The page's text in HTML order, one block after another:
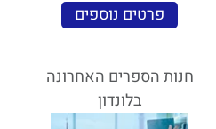
פרטים נוספים
חנות הספרים האחרונה
בלונדון